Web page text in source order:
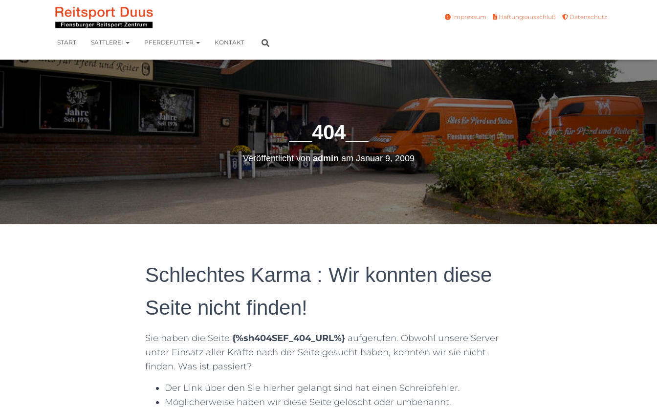
Impressum Haftungsausschluß Datenschutz
START SATTLEREI PFERDEFUTTER KONTAKT
__404__
Veröffentlicht vonadmin am Januar 9, 2009
Schlechtes Karma : Wir konnten diese
Seite nicht finden!
Sie haben die Seite {%sh404SEF_404_URL%} aufgerufen. Obwohl unsere Server
unter Einsatz aller Kräfte nach der Seite gesucht haben, konnten wir sie nicht
finden. Was ist passiert?
Der Link über den Sie hierher gelangt sind hat einen Schreibfehler.
Möglicherweise haben wir diese Seite gelöscht oder umbenannt.